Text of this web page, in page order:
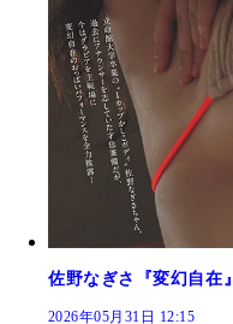
佐野なぎさ『変幻自在』
2026年05月31日 12:15